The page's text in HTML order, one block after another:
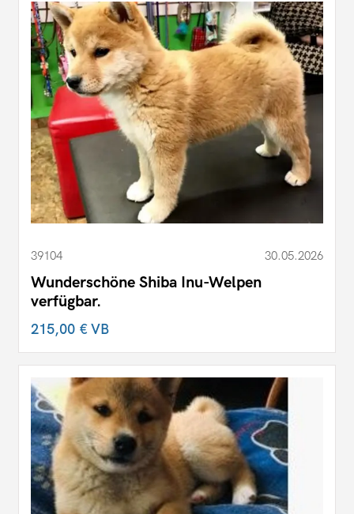
39104 30.05.2026
Wunderschöne Shiba Inu-Welpen
verfügbar.
215,00 €VB